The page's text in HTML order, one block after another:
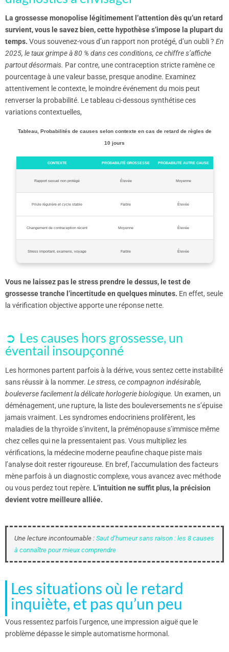
La grossesse monopolise légitimement l’attention dès qu’un retard
survient, vous le savez bien, cette hypothèse s’impose la plupart du
temps. Vous souvenez-vous d’un rapport non protégé, d’un oubli ? En
2025, le taux grimpe à 80 % dans ces conditions, ce chiffre s’affiche
partout désormais. Par contre, une contraception stricte ramène ce
pourcentage à une valeur basse, presque anodine. Examinez
attentivement le contexte, le moindre événement du mois peut
renverser la probabilité. Le tableau ci-dessous synthétise ces
variations contextuelles,
Tableau, Probabilités de causes selon contexte en cas de retard de règles de
10 jours
CONTEXTE PROBABILITÉ GROSSESSE PROBABILITÉ AUTRE CAUSE
Rapport sexuel non protégé Élevée Moyenne
Pilule régulière et cycle stable Faible Élevée
Changement de contraception récent Moyenne Élevée
Stress important, examens, voyage Faible Élevée
Vous ne laissez pas le stress prendre le dessus, le test de
grossesse tranche l’incertitude en quelques minutes. En effet, seule
la vérification objective apporte une réponse nette.
Les causes hors grossesse, un
éventail insoupçonné
Les hormones partent parfois à la dérive, vous sentez cette instabilité
sans réussir à la nommer. Le stress, ce compagnon indésirable,
bouleverse facilement la délicate horlogerie biologique. Un examen, un
déménagement, une rupture, la liste des bouleversements ne s’épuise
jamais vraiment. Les syndromes endocriniens prolifèrent, les
maladies de la thyroïde s’invitent, la préménopause s’immisce même
chez celles qui ne la pressentaient pas. Vous multipliez les
vérifications, la médecine moderne peaufine chaque piste mais
l’analyse doit rester rigoureuse. En bref, l’accumulation des facteurs
mène parfois à un diagnostic complexe, vous avancez avec méthode
ou vous perdez tout repère. L’intuition ne suffit plus, la précision
devient votre meilleure alliée.
Une lecture incontournable : Saut d’humeur sans raison : les 8 causes
à connaître pour mieux comprendre
Les situations où le retard
inquiète, et pas qu’un peu
Vous ressentez parfois l’urgence, une impression aiguë que le
problème dépasse le simple automatisme hormonal.